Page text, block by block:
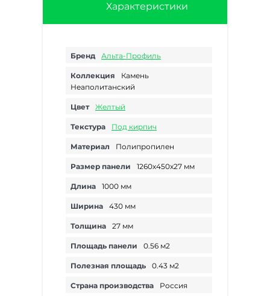
Характеристики
Бренд Альта-Профиль
Коллекция
Камень
Неаполитанский
Цвет Желтый
Текстура Под кирпич
Материал Полипропилен
Размер панели 1260х450х27 мм
Длина 1000 мм
Ширина 430 мм
Толщина 27 мм
Площадь панели 0.56 м2
Полезная площадь 0.43 м2
Страна производства Россия